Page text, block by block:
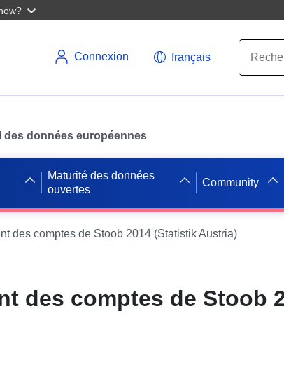
Connexion français
des données européennes
Maturité des données
ouvertes
Community
des comptes de Stoob 2014 (Statistik Austria)
des comptes de Stoob